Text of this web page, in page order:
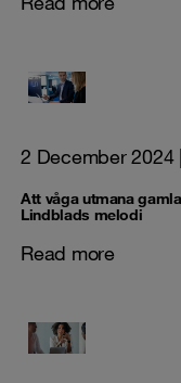
2 December 2024
Att våga utmana
Lindblads melodi
Read more